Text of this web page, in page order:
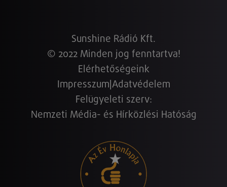
Sunshine Rádió Kft.
© 2022 Minden jog fenntartva!
Elérhetőségeink
Impresszum Adatvédelem
Felügyeleti szerv:
Nemzeti Média- és Hírközlési Hatóság